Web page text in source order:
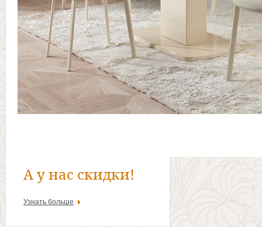
А у нас скидки!
Узнать больше